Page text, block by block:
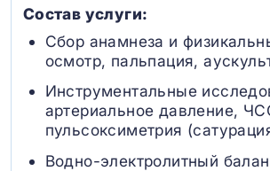
Состав услуги:
Сбор анамнеза и
осмотр, пальпация,
Инструментальные
артериальное давление,
пульсоксиметрия
Водно-электролитный